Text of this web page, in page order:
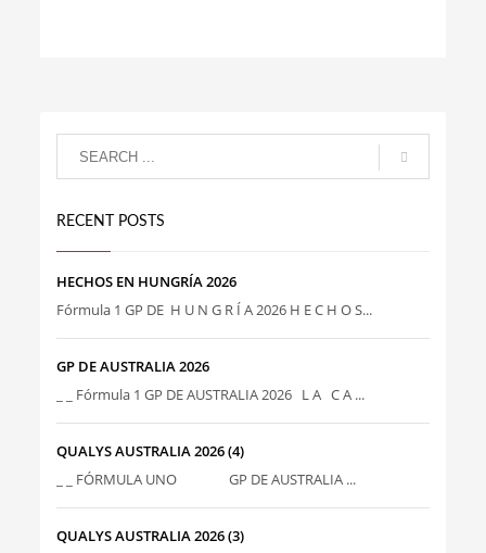
RECENT POSTS
HECHOS EN HUNGRÍA 2026
Fórmula 1 GP DE H U N G R Í A 2026 H E C H O S...
GP DE AUSTRALIA 2026
_ _ Fórmula 1 GP DE AUSTRALIA 2026 L A C A ...
QUALYS AUSTRALIA 2026 (4)
_ _ FÓRMULA UNO GP DE AUSTRALIA ...
QUALYS AUSTRALIA 2026 (3)